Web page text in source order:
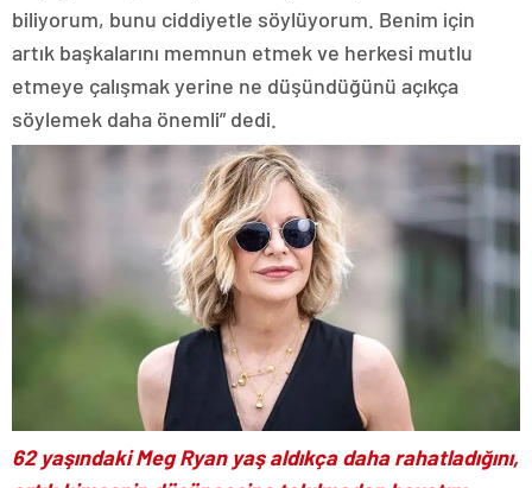
biliyorum, bunu ciddiyetle söylüyorum. Benim için
artık başkalarını memnun etmek ve herkesi mutlu
etmeye çalışmak yerine ne düşündüğünü açıkça
söylemek daha önemli” dedi.
62 yaşındaki Meg Ryan yaş aldıkça daha rahatladığını,